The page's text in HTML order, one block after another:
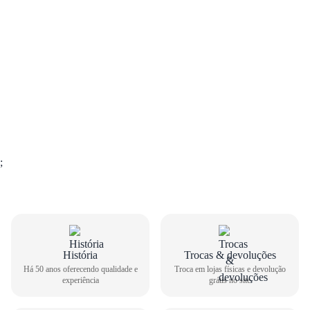
GUIA DE TAMANHOS
Tênis Esportivo Nike Feminino Downshfter 13 FD6476-
;
História
Há 50 anos oferecendo qualidade e
experiência
Trocas & devoluções
Troca em lojas físicas e devolução
grátis no site